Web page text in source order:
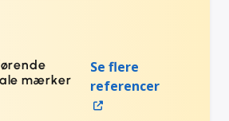
mærker
Se flere
referencer